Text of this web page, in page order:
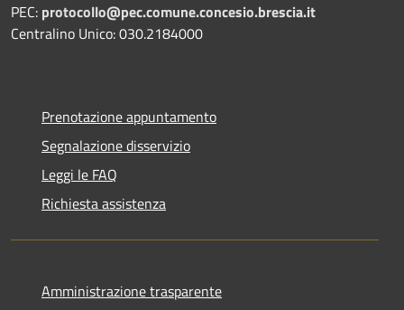
PEC: protocollo@pec.comune.concesio.brescia.it
Centralino Unico: 030.2184000
Prenotazione appuntamento
Segnalazione disservizio
Leggi le FAQ
Richiesta assistenza
Amministrazione trasparente